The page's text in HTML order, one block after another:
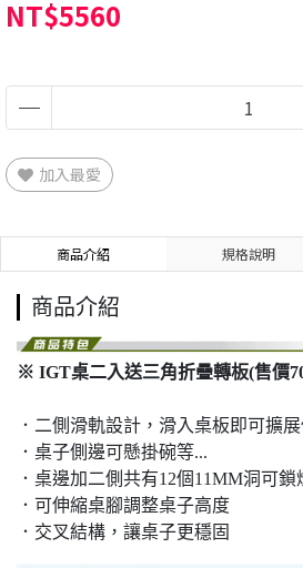
NT$5560
加入最愛
商品介紹 規格說明
商品介紹
※ IGT桌二入送三角折疊轉板(售價
．二側滑軌設計，滑入桌板即可擴
．桌子側邊可懸掛碗等...
．桌邊加二側共有12個11MM洞可鎖
．可伸縮桌腳調整桌子高度
．交叉結構，讓桌子更穩固